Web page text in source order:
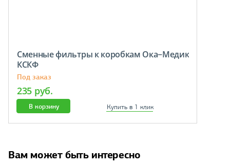
Сменные фильтры к коробкам Ока−Медик
КСКФ
Под заказ
235 руб.
В корзину Купить в 1 клик
Вам может быть интересно